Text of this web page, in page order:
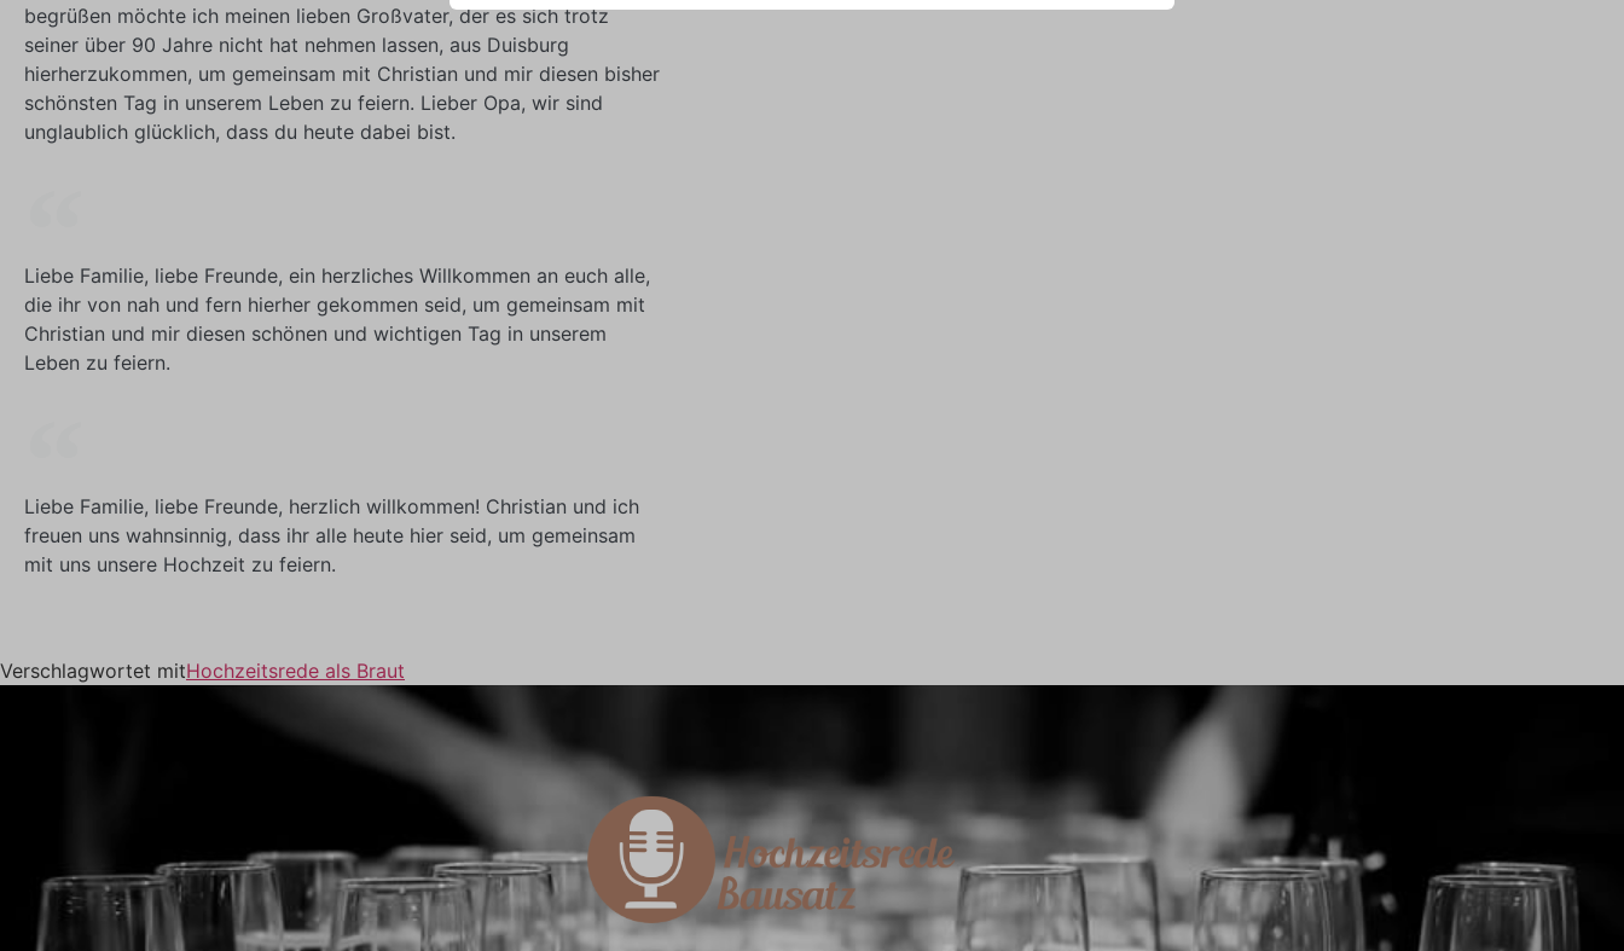
begrüßen möchte ich meinen lieben Großvater, der es sich trotz
seiner über 90 Jahre nicht hat nehmen lassen, aus Duisburg
hierherzukommen, um gemeinsam mit Christian und mir diesen bisher
schönsten Tag in unserem Leben zu feiern. Lieber Opa, wir sind
unglaublich glücklich, dass du heute dabei bist.
Liebe Familie, liebe Freunde, ein herzliches Willkommen an euch alle,
die ihr von nah und fern hierher gekommen seid, um gemeinsam mit
Christian und mir diesen schönen und wichtigen Tag in unserem
Leben zu feiern.
Liebe Familie, liebe Freunde, herzlich willkommen! Christian und ich
freuen uns wahnsinnig, dass ihr alle heute hier seid, um gemeinsam
mit uns unsere Hochzeit zu feiern.
Verschlagwortet mitHochzeitsrede als Braut